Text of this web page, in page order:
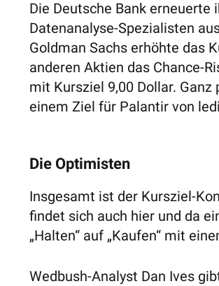
Die Deutsche Bank
Datenanalyse-Spezialisten
Goldman Sachs erhöhte das
anderen Aktien das Chance-
mit Kursziel 9,00 Dollar.
einem Ziel für Palantir von
Die Optimisten
Insgesamt ist der Kursziel-
findet sich auch hier und da
„Halten“ auf „Kaufen“ mit
Wedbush-Analyst Dan Ives